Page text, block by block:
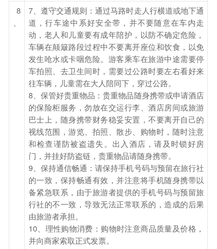
好的回忆。行走[空中森林栈道]观雪乡美景，后
【风光无限观景区】 沿棒槌山南门观光栈道曲折
而上至棒槌山最高峰处。站在观景台上临栏远眺，
展现在眼前的是一幅360゜的全景图，万千景色，
无限风光，一览无余，尽收眼底。【东北民俗木刻
楞摄影观赏区】 依山傍水而建。整个群落方方正
正，每家的建筑风格大致一样。房子的主要构架是
用锛子、手斧等工具将圆木锛刻成两个平面叠罗而
成，即东北所说的木刻楞房。指定时间地点集中，
后乘车前往敦化市（行车时间约5.5小时），抵达
后用晚餐，后入住休息。
参考酒店：敦化泰格酒店、敦化金矿宾馆、敦化金
色东方商务酒店、敦化汇丰国际酒店或入住不低于
以上档次的酒店
餐饮
早餐：有
中餐：有
晚餐：有
住宿
8
7、遵守交通规则：通过马路时走人行横道或地下通
道，行车途中系好安全带，并不要随意在车内走
动，老人和儿童要有成年陪护，以防不确定危险，
车辆在颠簸路段过程中不要离开座位和饮食，以免
发生呛水或卡咽危险。游客乘车在旅游中途需要停
车拍照、去卫生间时，需要过公路时要左右看好来
往车辆，儿童需在大人陪同下，穿过公路。
8、保管好贵重物品：贵重物品随身携带或申请酒店
的保险柜服务，勿放在交运行李、酒店房间或旅游
巴士上，随身携带财务稳妥安置，不要离开自己的
视线范围，游览、拍照、散步、购物时，随时注意
和检查谨防被盗遗失。出入酒店，请及时锁好房
门，并挂好防盗链，贵重物品请随身携带。
9、保持通信畅通：请保持手机号码与预留在旅行社
的一致，保持畅通有效，并注意将手机随身携带以
备紧急联系，由于旅游者提供的手机号码与预留旅
行社的不一致，导致无法正常联系的，造成的后果
由旅游者承担。
10、理性购物消费：购物时注意商品质量及价格，
并向商家索取正式发票。